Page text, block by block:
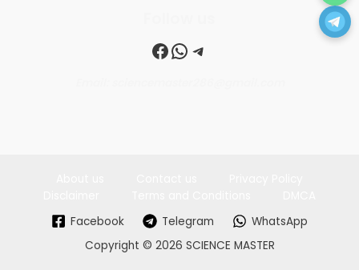
Facebook
WhatsApp
Telegram
Facebook
Telegram
WhatsApp
Copyright © 2026 SCIENCE MASTER